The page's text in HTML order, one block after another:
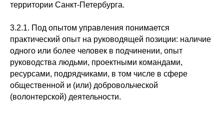
территории Санкт-Петербурга.
3.2.1. Под опытом управления понимается
практический опыт на руководящей позиции: наличие
одного или более человек в подчинении, опыт
руководства людьми, проектными командами,
ресурсами, подрядчиками, в том числе в сфере
общественной и (или) добровольческой
(волонтерской) деятельности.